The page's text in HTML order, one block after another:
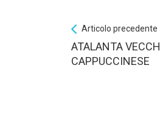
Articolo precedente
ATALANTA
CAPPUCCINESE